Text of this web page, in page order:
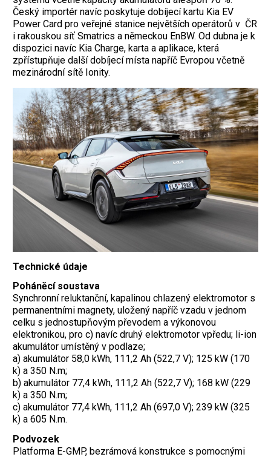
Český importér navíc poskytuje dobíjecí kartu Kia EV
Power Card pro veřejné stanice největších operátorů v ČR
i rakouskou síť Smatrics a německou EnBW. Od dubna je k
dispozici navíc Kia Charge, karta a aplikace, která
zpřístupňuje další dobíjecí místa napříč Evropou včetně
mezinárodní sítě Ionity.
Technické údaje
Poháněcí soustava
Synchronní reluktanční, kapalinou chlazený elektromotor s
permanentními magnety, uložený napříč vzadu v jednom
celku s jednostupňovým převodem a výkonovou
elektronikou, pro c) navíc druhý elektromotor vpředu; li-ion
akumulátor umístěný v podlaze;
a) akumulátor 58,0 kWh, 111,2 Ah (522,7 V); 125 kW (170
k) a 350 N.m;
b) akumulátor 77,4 kWh, 111,2 Ah (522,7 V); 168 kW (229
k) a 350 N.m;
c) akumulátor 77,4 kWh, 111,2 Ah (697,0 V); 239 kW (325
k) a 605 N.m.
Podvozek
Platforma E-GMP, bezrámová konstrukce s pomocnými